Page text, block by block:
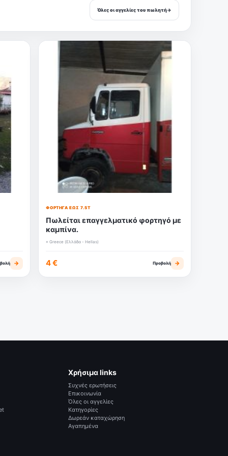
Όλες οι αγγελίες του πωλητή→
→
ΦΟΡΤΗΓΆ ΈΩΣ 7.5Τ
Πωλείται επαγγελματικό φορτηγό με
καμπίνα.
⌖ Greece (Ελλάδα - Hellas)
4 € Προβολή →
Χρήσιμα links
Συχνές ερωτήσεις
Επικοινωνία
Όλες οι αγγελίες
Κατηγορίες
Δωρεάν καταχώρηση
Αγαπημένα